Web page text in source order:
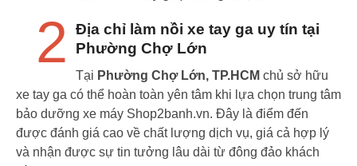
2
Địa chỉ làm nồi xe tay ga uy tín tại
Phường Chợ Lớn
Tại Phường Chợ Lớn, TP.HCM chủ sở hữu
xe tay ga có thể hoàn toàn yên tâm khi lựa chọn trung tâm
bảo dưỡng xe máy Shop2banh.vn. Đây là điểm đến
được đánh giá cao về chất lượng dịch vụ, giá cả hợp lý
và nhận được sự tin tưởng lâu dài từ đông đảo khách